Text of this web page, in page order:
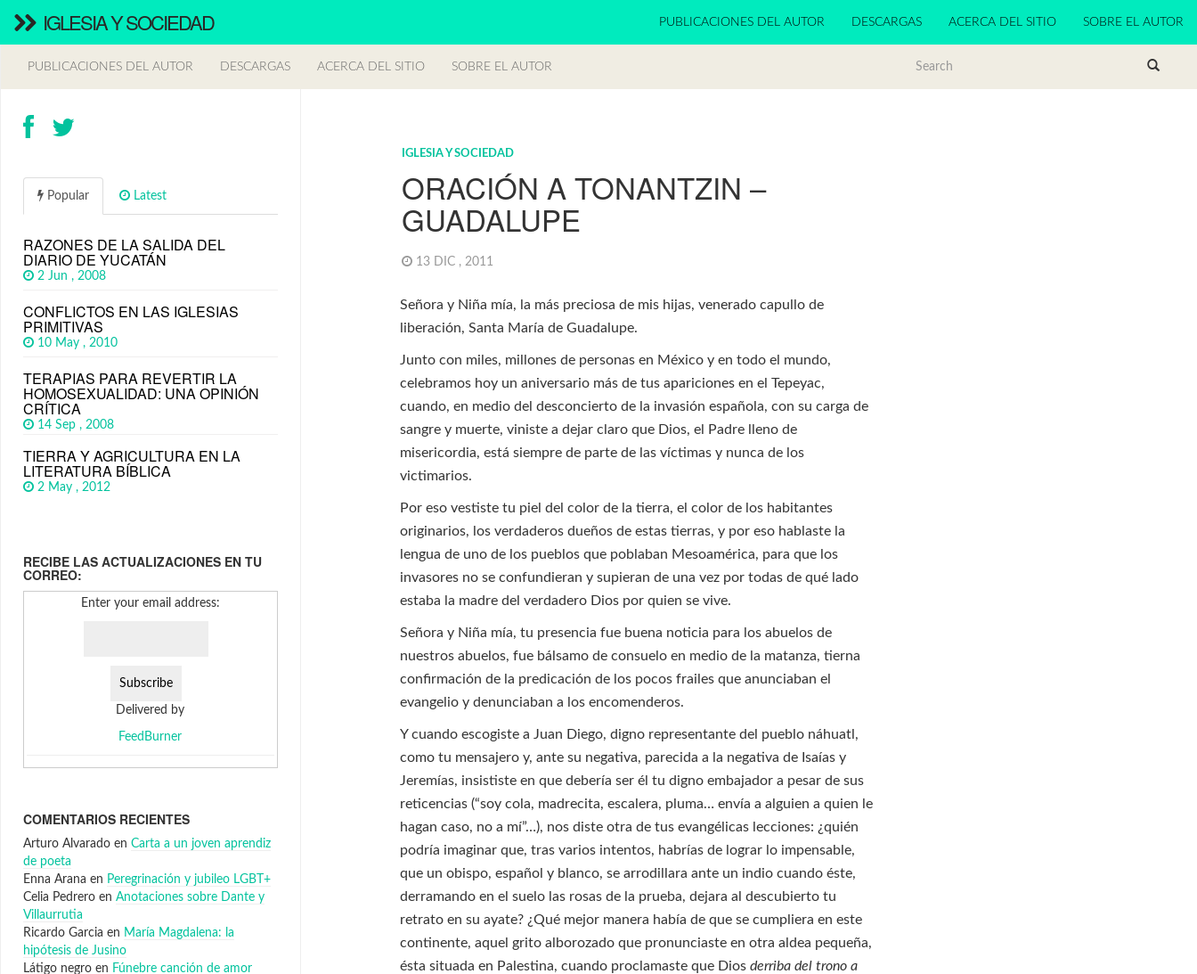
IGLESIA Y SOCIEDAD PUBLICACIONES DEL AUTOR DESCARGAS ACERCA DEL SITIO SOBRE EL AUTOR
PUBLICACIONES DEL AUTOR DESCARGAS ACERCA DEL SITIO SOBRE EL AUTOR
IGLESIA Y SOCIEDAD
ORACIÓN A TONANTZIN –
GUADALUPE
13 DIC , 2011
Señora y Niña mía, la más preciosa de mis hijas, venerado capullo de
liberación, Santa María de Guadalupe.
Junto con miles, millones de personas en México y en todo el mundo,
celebramos hoy un aniversario más de tus apariciones en el Tepeyac,
cuando, en medio del desconcierto de la invasión española, con su carga de
sangre y muerte, viniste a dejar claro que Dios, el Padre lleno de
misericordia, está siempre de parte de las víctimas y nunca de los
victimarios.
Por eso vestiste tu piel del color de la tierra, el color de los habitantes
originarios, los verdaderos dueños de estas tierras, y por eso hablaste la
lengua de uno de los pueblos que poblaban Mesoamérica, para que los
invasores no se confundieran y supieran de una vez por todas de qué lado
estaba la madre del verdadero Dios por quien se vive.
Señora y Niña mía, tu presencia fue buena noticia para los abuelos de
nuestros abuelos, fue bálsamo de consuelo en medio de la matanza, tierna
confirmación de la predicación de los pocos frailes que anunciaban el
evangelio y denunciaban a los encomenderos.
Y cuando escogiste a Juan Diego, digno representante del pueblo náhuatl,
como tu mensajero y, ante su negativa, parecida a la negativa de Isaías y
Jeremías, insististe en que debería ser él tu digno embajador a pesar de sus
reticencias (“soy cola, madrecita, escalera, pluma… envía a alguien a quien le
hagan caso, no a mí”…), nos diste otra de tus evangélicas lecciones: ¿quién
podría imaginar que, tras varios intentos, habrías de lograr lo impensable,
que un obispo, español y blanco, se arrodillara ante un indio cuando éste,
derramando en el suelo las rosas de la prueba, dejara al descubierto tu
retrato en su ayate? ¿Qué mejor manera había de que se cumpliera en este
continente, aquel grito alborozado que pronunciaste en otra aldea pequeña,
ésta situada en Palestina, cuando proclamaste que Diosderriba del trono a
Popular Latest
RAZONES DE LA SALIDA DEL
DIARIO DE YUCATÁN
2 Jun , 2008
CONFLICTOS EN LAS IGLESIAS
PRIMITIVAS
10 May , 2010
TERAPIAS PARA REVERTIR LA
HOMOSEXUALIDAD: UNA OPINIÓN
CRÍTICA
14 Sep , 2008
TIERRA Y AGRICULTURA EN LA
LITERATURA BÍBLICA
2 May , 2012
RECIBE LAS ACTUALIZACIONES EN TU
CORREO:
Enter your email address:
Delivered by
FeedBurner
COMENTARIOS RECIENTES
Arturo Alvarado en Carta a un joven aprendiz
de poeta
Enna Arana en Peregrinación y jubileo LGBT+
Celia Pedrero en Anotaciones sobre Dante y
Villaurrutia
Ricardo Garcia en María Magdalena: la
hipótesis de Jusino
Látigo negro en Fúnebre canción de amor